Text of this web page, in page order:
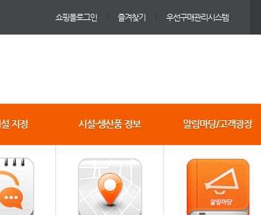
쇼핑몰로그인 즐겨찾기 우선구매관리시스템
지정 시설·생산품 정보 알림마당/고객광장